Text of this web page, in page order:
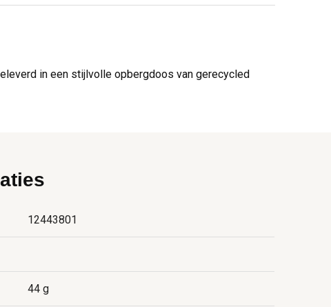
in een stijlvolle opbergdoos van gerecycled
12443801
44 g